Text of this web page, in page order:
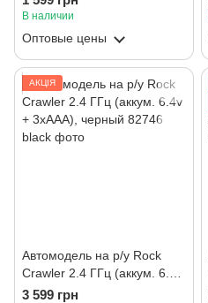
В наличии
Оптовые цены
АКЦІЯ
Автомодель на р/у Rock
Crawler 2.4 ГГц (аккум. 6.4v
+ 3хААА), черный
3 599 грн